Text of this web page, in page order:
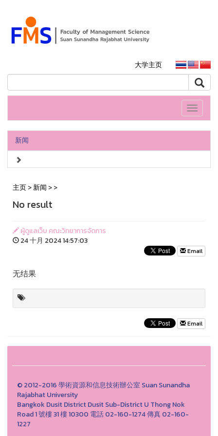
大学主页
Toggle
新闻
主页>新闻 >>
No result
ผู้ดูแลเว็บ คณะวิทยาการจัดการ
24 十月 2024 14:57:03
Email
无结果
Email
© 2012-2016 學術資源和信息技術辦公室 Suan Sunandha
Rajabhat University
Bangkok Dusit District Dusit Sub-District U Thong Nok
Road 1 號樓 31 樓 10300 電話 02-160-1274 傳真 02-160-
1227